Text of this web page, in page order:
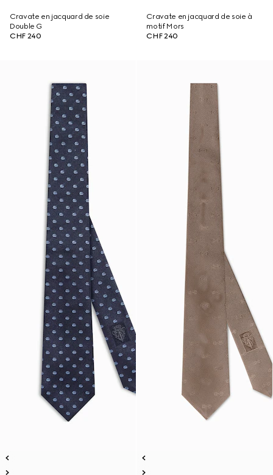
Cravate en jacquard de soie
Double G
CHF 240
Cravate en jacquard de soie à
motif Mors
CHF 240